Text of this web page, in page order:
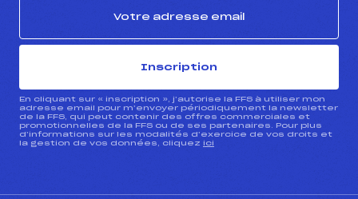
Inscription
En cliquant sur « inscription », j’autorise la FFS à utiliser mon
adresse email pour m’envoyer périodiquement la newsletter
de la FFS, qui peut contenir des offres commerciales et
promotionnelles de la FFS ou de ses partenaires. Pour plus
d’informations sur les modalités d’exercice de vos droits et
la gestion de vos données, cliquez ici